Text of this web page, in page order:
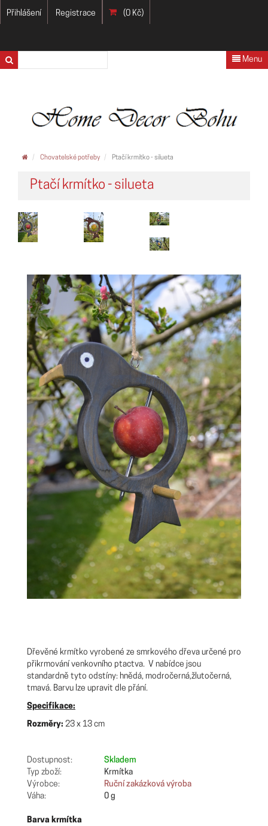
Přihlášení Registrace (0 Kč)
Menu
Chovatelské potřeby Ptačí krmítko - silueta
Ptačí krmítko - silueta
Dřevěné krmítko vyrobené ze smrkového dřeva určené pro
přikrmování venkovního ptactva. V nabídce jsou
standardně tyto odstíny: hnědá, modročerná,žlutočerná,
tmavá. Barvu lze upravit dle přání.
Specifikace:
Rozměry: 23 x 13 cm
Dostupnost:
Skladem
Typ zboží:
Krmítka
Výrobce:
Ruční zakázková výroba
Váha:
0 g
Barva krmítka